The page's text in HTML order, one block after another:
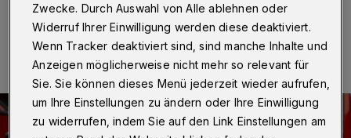
18.11.2022 , 17:36 Uhr Eine Minute Lesezeit
Zwecke. Durch Auswahl von Alle ablehnen oder
Widerruf Ihrer Einwilligung werden diese deaktiviert.
Wenn Tracker deaktiviert sind, sind manche Inhalte und
Anzeigen möglicherweise nicht mehr so relevant für
Sie. Sie können dieses Menü jederzeit wieder aufrufen,
um Ihre Einstellungen zu ändern oder Ihre Einwilligung
zu widerrufen, indem Sie auf den Link Einstellungen am